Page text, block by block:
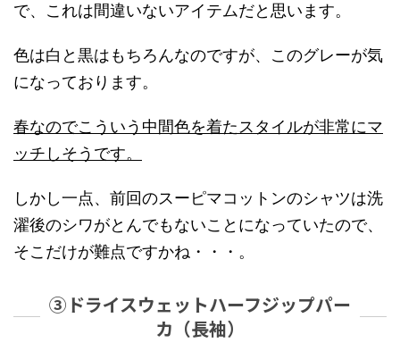
で、これは間違いないアイテムだと思います。
色は白と黒はもちろんなのですが、このグレーが気
になっております。
春なのでこういう中間色を着たスタイルが非常にマ
ッチしそうです。
しかし一点、前回のスーピマコットンのシャツは洗
濯後のシワがとんでもないことになっていたので、
そこだけが難点ですかね・・・。
③ドライスウェットハーフジップパー
カ（長袖）